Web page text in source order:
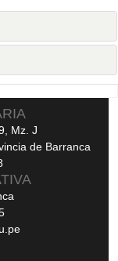
Mz. J
de Barranca